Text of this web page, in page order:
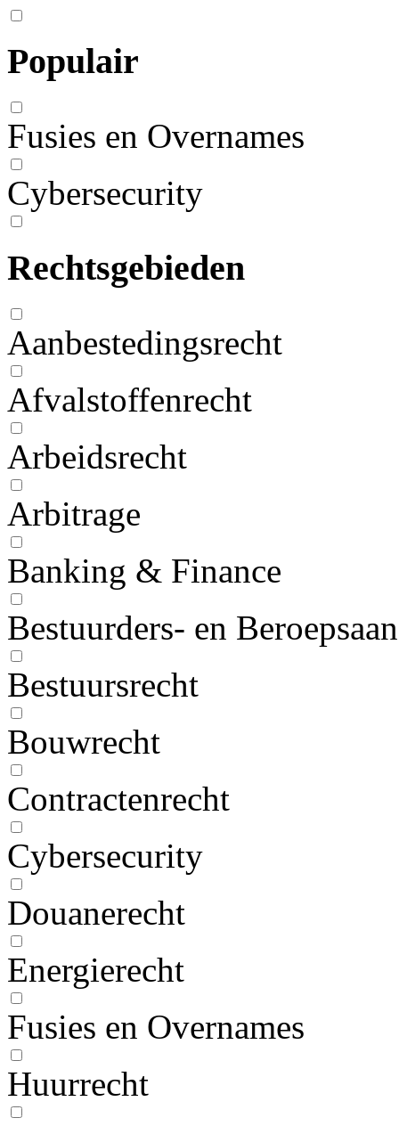
Populair
Fusies en Overnames
Cybersecurity
Rechtsgebieden
Aanbestedingsrecht
Afvalstoffenrecht
Arbeidsrecht
Arbitrage
Banking & Finance
Bestuurders- en
Bestuursrecht
Bouwrecht
Contractenrecht
Cybersecurity
Douanerecht
Energierecht
Fusies en Overnames
Huurrecht